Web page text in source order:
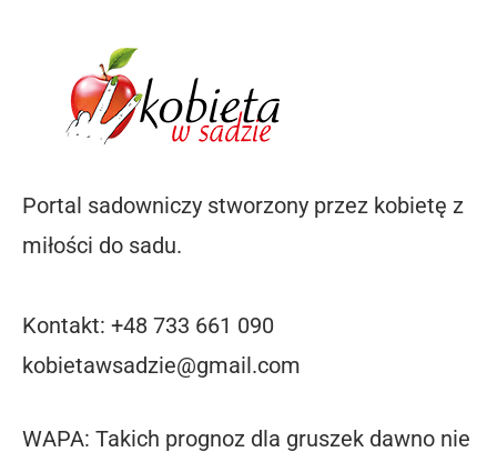
Portal sadowniczy stworzony przez kobietę z
miłości do sadu.
Kontakt: +48 733 661 090
kobietawsadzie@gmail.com
WAPA: Takich prognoz dla gruszek dawno nie